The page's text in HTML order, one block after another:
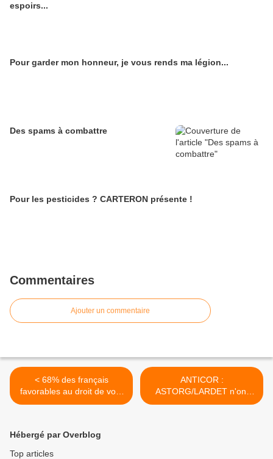
espoirs...
Pour garder mon honneur, je vous rends ma légion...
Des spams à combattre
Pour les pesticides ? CARTERON présente !
Commentaires
Ajouter un commentaire
< 68% des français
favorables au droit de vote
des étrangers aux élections
ANTICOR :
ASTORG/LARDET n'ont
rien fait... >
Hébergé par Overblog
Top articles